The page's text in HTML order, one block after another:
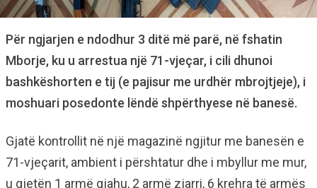
Për ngjarjen e ndodhur 3 ditë më parë, në fshatin
Mborje, ku u arrestua një 71-vjeçar, i cili dhunoi
bashkëshorten e tij (e pajisur me urdhër mbrojtjeje), i
moshuari posedonte lëndë shpërthyese në banesë.
Gjatë kontrollit në një magazinë ngjitur me banesën e
71-vjeçarit, ambient i përshtatur dhe i mbyllur me mur,
u gjetën 1 armë gjahu, 2 armë zjarri, 6 krehra të armës